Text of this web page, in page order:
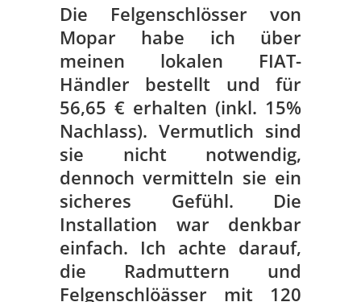
Die Felgenschlösser von
Mopar habe ich über
meinen lokalen FIAT-
Händler bestellt und für
56,65 € erhalten (inkl. 15%
Nachlass). Vermutlich sind
sie nicht notwendig,
dennoch vermitteln sie ein
sicheres Gefühl. Die
Installation war denkbar
einfach. Ich achte darauf,
die Radmuttern und
Felgenschlöässer mit 120